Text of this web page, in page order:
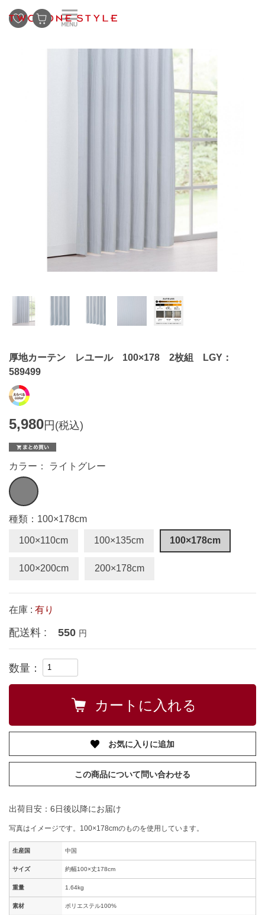
厚地カーテン レユール 100×178 2枚組 LGY：
589499
5,980円(税込)
カラー： ライトグレー
種類：100×178cm
100×110cm 100×135cm 100×178cm
100×200cm 200×178cm
在庫 : 有り
配送料 : 550 円
数量：
お気に入りに追加
この商品について問い合わせる
出荷目安：6日後以降にお届け
写真はイメージです。100×178cmのものを使用しています。
生産国 中国
サイズ 約幅100×丈178cm
重量 1.64kg
素材 ポリエステル100%